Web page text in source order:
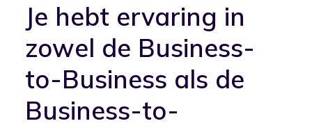
Je hebt ervaring in
zowel de Business-
to-Business als de
Business-to-